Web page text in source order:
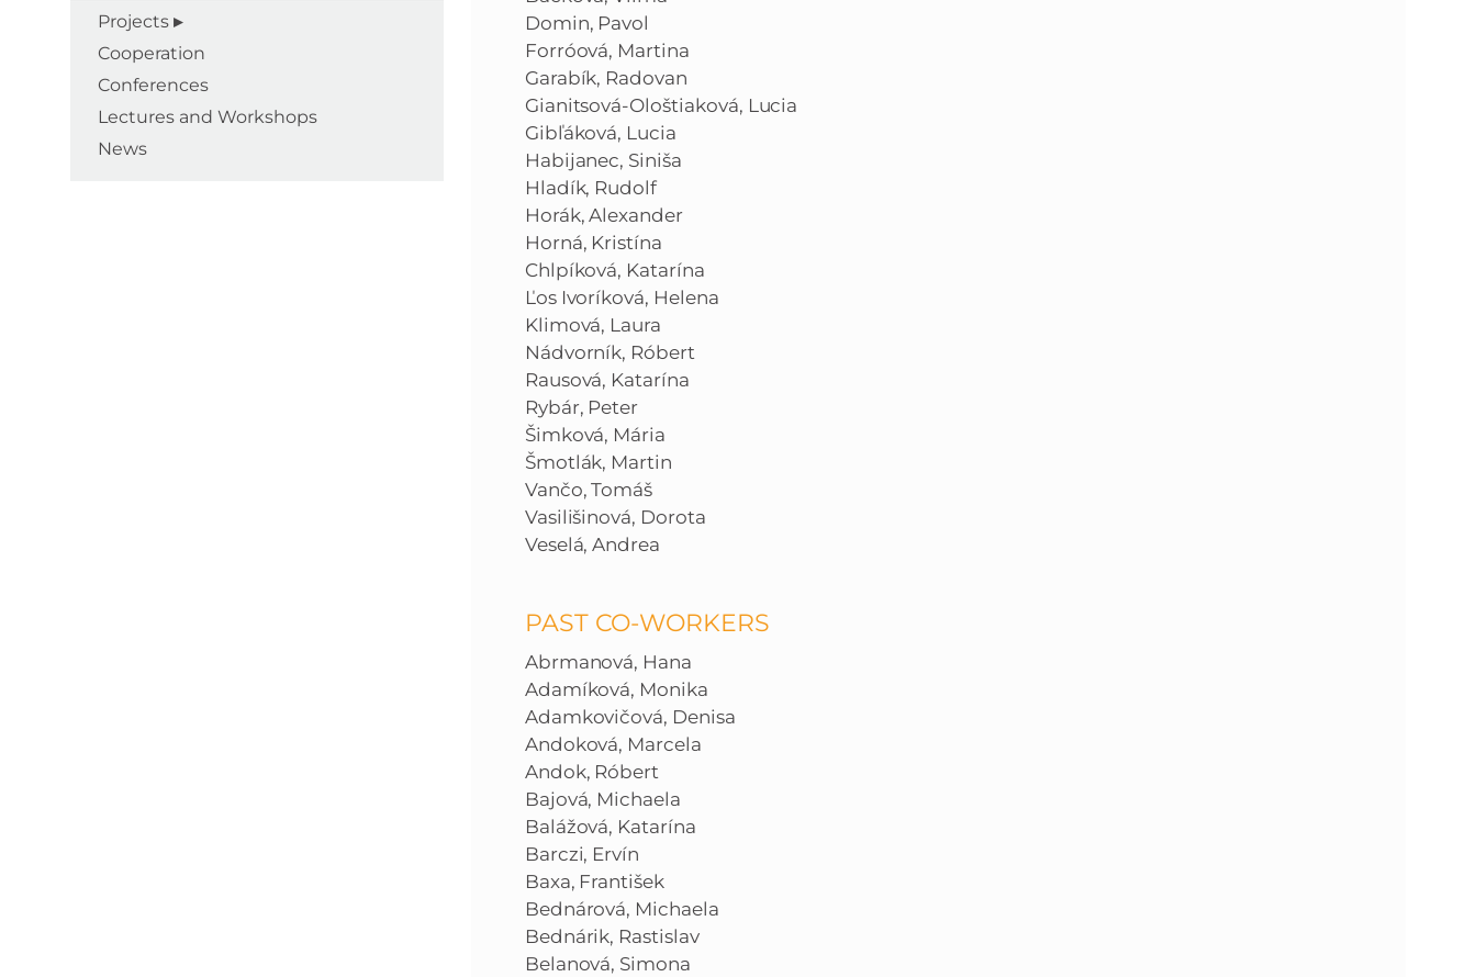
Projects
Cooperation
Conferences
Lectures and Workshops
News
Domin, Pavol
Forróová, Martina
Garabík, Radovan
Gianitsová-Ološtiaková, Lucia
Gibľáková, Lucia
Habijanec, Siniša
Hladík, Rudolf
Horák, Alexander
Horná, Kristína
Chlpíková, Katarína
Ľos Ivoríková, Helena
Klimová, Laura
Nádvorník, Róbert
Rausová, Katarína
Rybár, Peter
Šimková, Mária
Šmotlák, Martin
Vančo, Tomáš
Vasilišinová, Dorota
Veselá, Andrea
PAST CO-WORKERS
Abrmanová, Hana
Adamíková, Monika
Adamkovičová, Denisa
Andoková, Marcela
Andok, Róbert
Bajová, Michaela
Balážová, Katarína
Barczi, Ervín
Baxa, František
Bednárová, Michaela
Bednárik, Rastislav
Belanová, Simona